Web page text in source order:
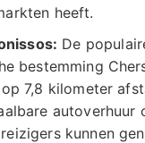
heeft.
De
bestemming
7,8 kilometer
autoverhuur
kunnen